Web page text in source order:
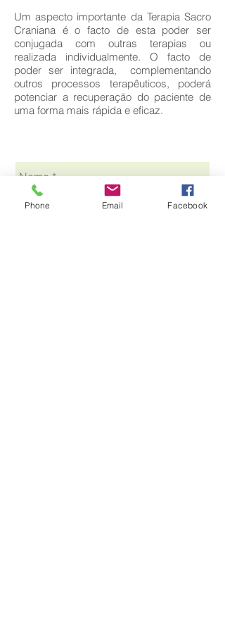
Um aspecto importante da Terapia Sacro
Craniana é o facto de esta poder ser
conjugada com outras terapias ou
realizada individualmente. O facto de
poder ser integrada, complementando
outros processos terapêuticos, poderá
potenciar a recuperação do paciente de
uma forma mais rápida e eficaz.
Phone Email Facebook